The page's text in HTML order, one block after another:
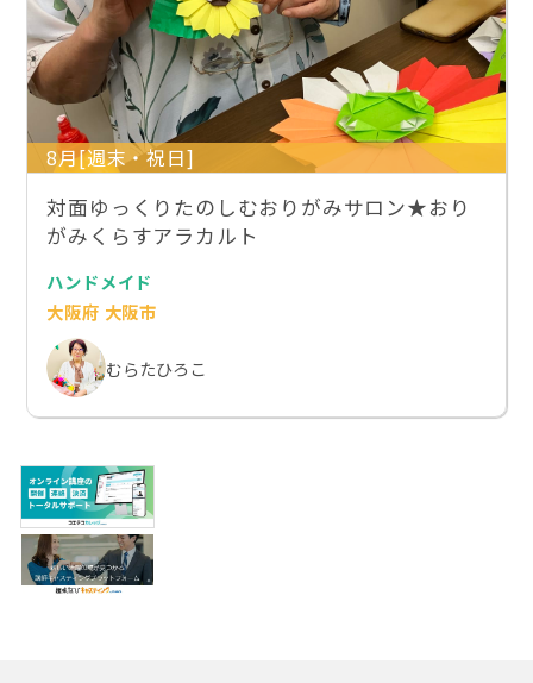
8月[週末・祝日]
対面ゆっくりたのしむおりがみサロン★おり
がみくらすアラカルト
ハンドメイド
大阪府 大阪市
むらたひろこ